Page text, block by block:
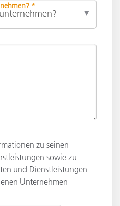
*
zu seinen
sowie zu
und Dienstleistungen
Unternehmen